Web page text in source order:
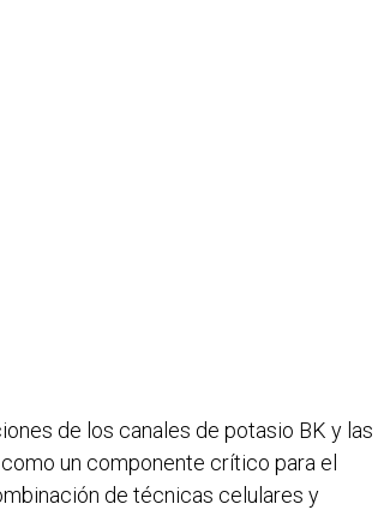
de los canales de potasio BK y las
un componente crítico para el
de técnicas celulares y